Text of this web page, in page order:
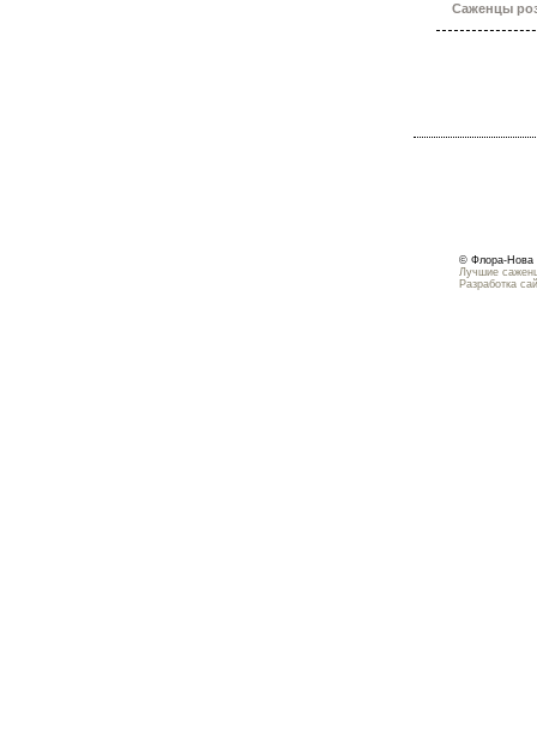
Саженцы
© Флора-Нова
Лучшие
Разработка